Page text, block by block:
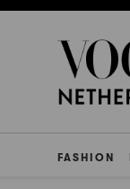
FASHION